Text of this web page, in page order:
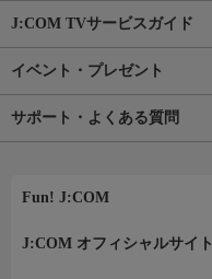
J:COM TVサービスガイド
イベント・プレゼント
サポート・よくある質問
Fun! J:COM
J:COM オフィシャルサイト